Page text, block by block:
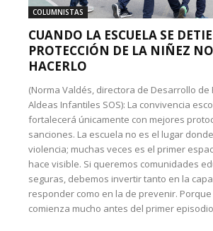
COLUMNISTAS
CUANDO LA ESCUELA SE
PROTECCIÓN DE LA NIÑEZ
HACERLO
(Norma Valdés, directora de Desarrollo de
Aldeas Infantiles SOS): La convivencia
fortalecerá únicamente con mejores
sanciones. La escuela no es el lugar
violencia; muchas veces es el primer
hace visible. Si queremos comunidades
seguras, debemos invertir tanto en la
responder como en la de prevenir.
comienza mucho antes del primer